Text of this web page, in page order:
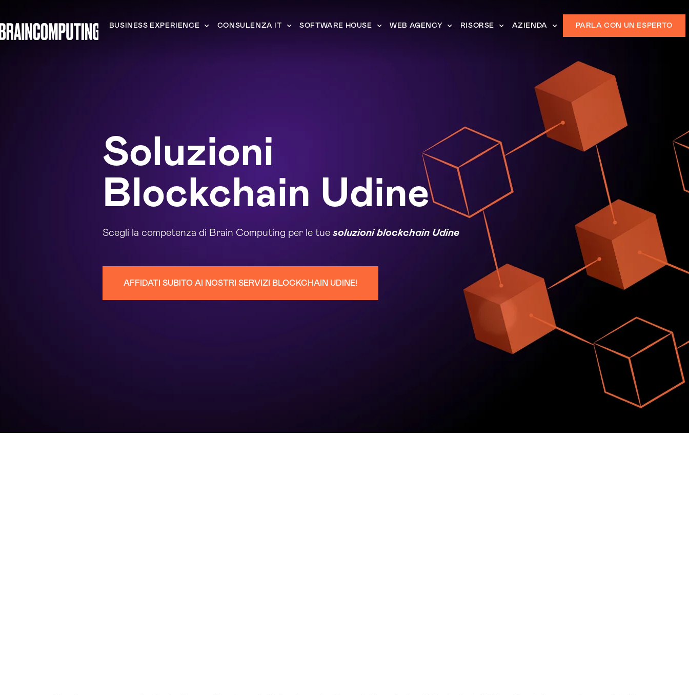
BUSINESS EXPERIENCE CONSULENZA IT SOFTWARE HOUSE WEB AGENCY RISORSE AZIENDA PARLA CON UN ESPERTO
Soluzioni
Blockchain Udine
Scegli la competenza di Brain Computing per le tue soluzioni blockchain Udine
AFFIDATI SUBITO AI NOSTRI SERVIZI BLOCKCHAIN UDINE!